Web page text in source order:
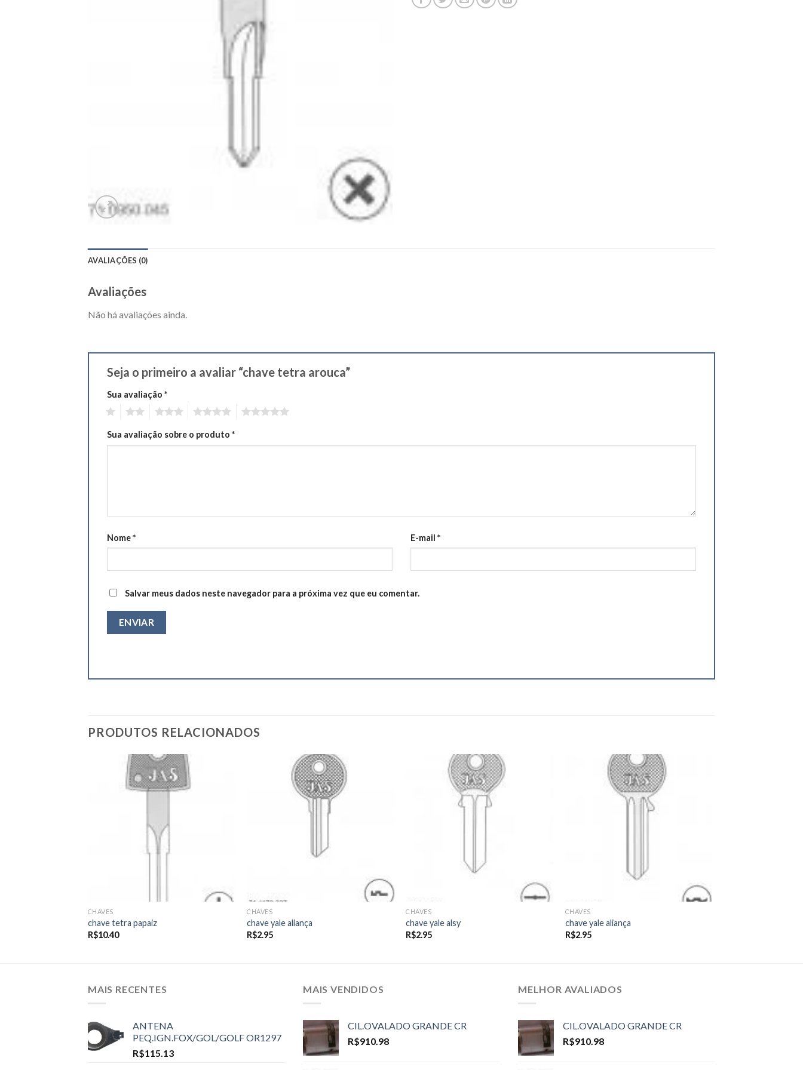
AVALIAÇÕES (0)
Avaliações
Não há avaliações ainda.
Seja o primeiro a avaliar “chave tetra arouca”
Sua avaliação *
Sua avaliação sobre o produto *
Nome* E-mail *
Salvar meus dados neste navegador para a próxima vez que eu comentar.
PRODUTOS RELACIONADOS
CHAVES
chave tetra papaiz
R$10.40
CHAVES
chave yale aliança
R$2.95
CHAVES
chave yale alsy
R$2.95
CHAVES
chave yale aliança
R$2.95
MAIS RECENTES
ANTENA
PEQ.IGN.FOX/GOL/GOLF OR1297
R$115.13
MAIS VENDIDOS
CIL.OVALADO GRANDE CR
R$910.98
MELHOR AVALIADOS
CIL.OVALADO GRANDE CR
R$910.98